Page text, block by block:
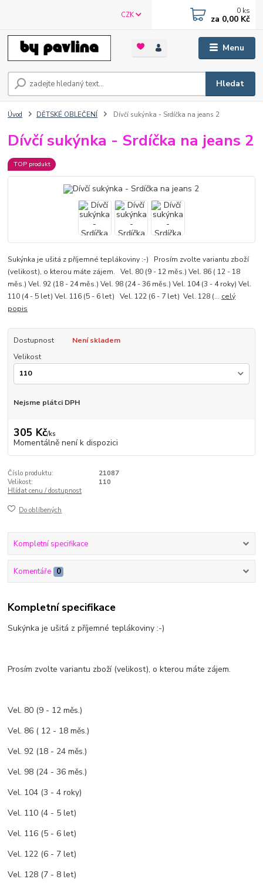
Menu
CZK
Hledat
0 ks
za 0,00 Kč
Úvod DĚTSKÉ OBLEČENÍ Dívčí sukýnka - Srdíčka na jeans 2
Dívčí sukýnka - Srdíčka na jeans 2
TOP produkt
Sukýnka je ušitá z příjemné teplákoviny :-) Prosím zvolte variantu zboží
(velikost), o kterou máte zájem. Vel. 80 (9 - 12 měs.) Vel. 86 ( 12 - 18
měs.) Vel. 92 (18 - 24 měs.) Vel. 98 (24 - 36 měs.) Vel. 104 (3 - 4 roky) Vel.
110 (4 - 5 let) Vel. 116 (5 - 6 let) Vel. 122 (6 - 7 let) Vel. 128 (... celý
popis
Dostupnost
Není skladem
Velikost
Nejsme plátci DPH
305 Kč/ks
Momentálně není k dispozici
Číslo produktu:
21087
Velikost:
110
Hlídat cenu / dostupnost
Do oblíbených
Kompletní specifikace
Komentáře 0
Kompletní specifikace
Sukýnka je ušitá z příjemné teplákoviny :-)
Prosím zvolte variantu zboží (velikost), o kterou máte zájem.
Vel. 80 (9 - 12 měs.)
Vel. 86 ( 12 - 18 měs.)
Vel. 92 (18 - 24 měs.)
Vel. 98 (24 - 36 měs.)
Vel. 104 (3 - 4 roky)
Vel. 110 (4 - 5 let)
Vel. 116 (5 - 6 let)
Vel. 122 (6 - 7 let)
Vel. 128 (7 - 8 let)